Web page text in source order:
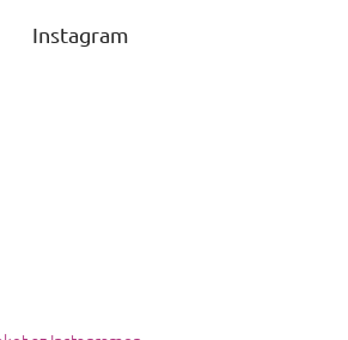
Instagram